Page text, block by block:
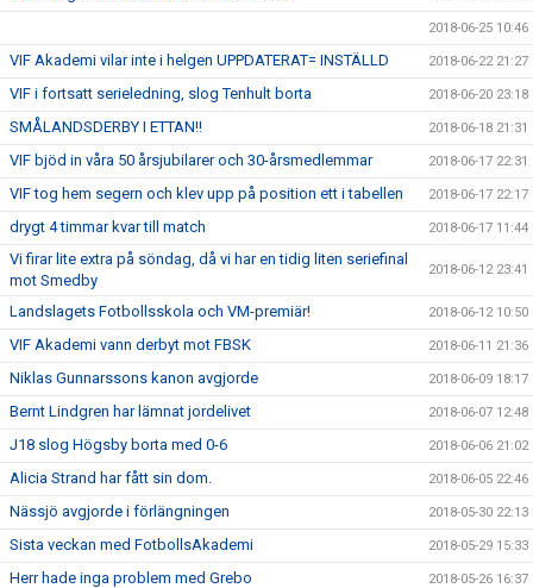
2018-06-25 10:46
VIF Akademi vilar inte i helgen UPPDATERAT= INSTÄLLD 2018-06-22 21:27
VIF i fortsatt serieledning, slog Tenhult borta 2018-06-20 23:18
SMÅLANDSDERBY I ETTAN!! 2018-06-18 21:31
VIF bjöd in våra 50 årsjubilarer och 30-årsmedlemmar 2018-06-17 22:31
VIF tog hem segern och klev upp på position ett i tabellen 2018-06-17 22:17
drygt 4 timmar kvar till match 2018-06-17 11:44
Vi firar lite extra på söndag, då vi har en tidig liten seriefinal
mot Smedby
2018-06-12 23:41
Landslagets Fotbollsskola och VM-premiär! 2018-06-12 10:50
VIF Akademi vann derbyt mot FBSK 2018-06-11 21:36
Niklas Gunnarssons kanon avgjorde 2018-06-09 18:17
Bernt Lindgren har lämnat jordelivet 2018-06-07 12:48
J18 slog Högsby borta med 0-6 2018-06-06 21:02
Alicia Strand har fått sin dom. 2018-06-05 22:46
Nässjö avgjorde i förlängningen 2018-05-30 22:13
Sista veckan med FotbollsAkademi 2018-05-29 15:33
Herr hade inga problem med Grebo 2018-05-26 16:37